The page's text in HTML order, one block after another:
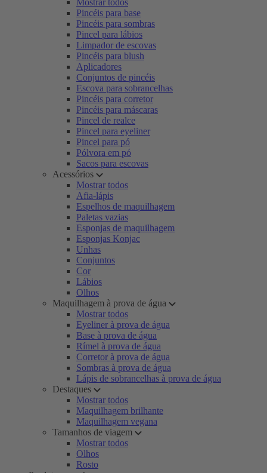
Mostrar todos
Pincéis para base
Pincéis para sombras
Pincel para lábios
Limpador de escovas
Pincéis para blush
Aplicadores
Conjuntos de pincéis
Escova para sobrancelhas
Pincéis para corretor
Pincéis para máscaras
Pincel de realce
Pincel para eyeliner
Pincel para pó
Pólvora em pó
Sacos para escovas
Acessórios
Mostrar todos
Afia-lápis
Espelhos de maquilhagem
Paletas vazias
Esponjas de maquilhagem
Esponjas Konjac
Unhas
Conjuntos
Cor
Lábios
Olhos
Maquilhagem à prova de água
Mostrar todos
Eyeliner à prova de água
Base à prova de água
Rímel à prova de água
Corretor à prova de água
Sombras à prova de água
Lápis de sobrancelhas à prova de água
Destaques
Mostrar todos
Maquilhagem brilhante
Maquilhagem vegana
Tamanhos de viagem
Mostrar todos
Olhos
Rosto